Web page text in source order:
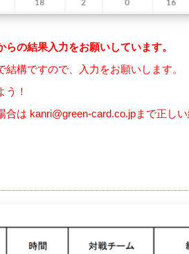
の結果入力をお願いしています。
構ですので、入力をお願いします。
う！
合は kanri@green-card.co.jpまで正し